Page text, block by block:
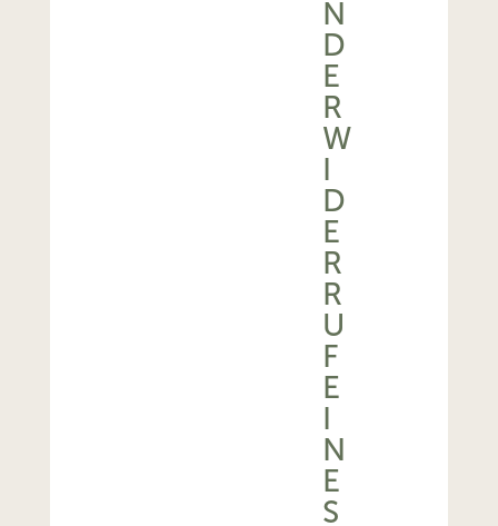
N
D
E
R
W
I
D
E
R
R
U
F
E
I
N
E
S